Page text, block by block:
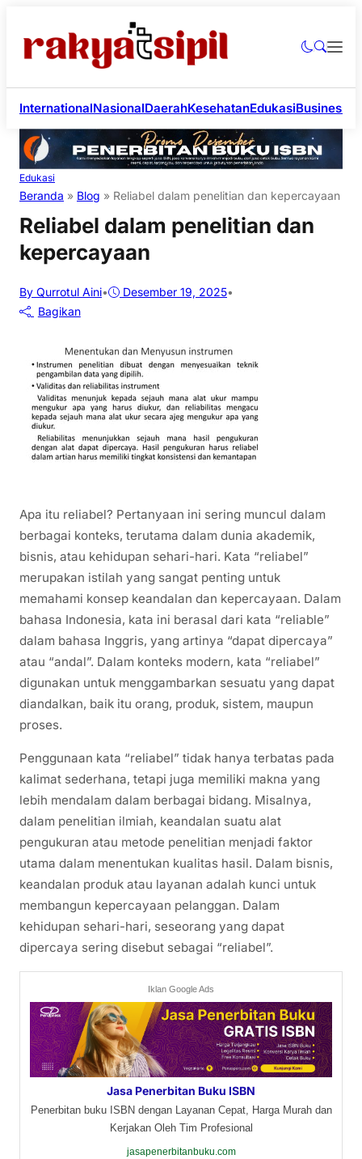
InternationalNasionalDaerahKesehatanEdukasiBusiness
Edukasi
Beranda » Blog » Reliabel dalam penelitian dan kepercayaan
Reliabel dalam penelitian dan
kepercayaan
By Qurrotul Aini• Desember 19, 2025•
Bagikan
Apa itu reliabel? Pertanyaan ini sering muncul dalam
berbagai konteks, terutama dalam dunia akademik,
bisnis, atau kehidupan sehari-hari. Kata “reliabel”
merupakan istilah yang sangat penting untuk
memahami konsep keandalan dan kepercayaan. Dalam
bahasa Indonesia, kata ini berasal dari kata “reliable”
dalam bahasa Inggris, yang artinya “dapat dipercaya”
atau “andal”. Dalam konteks modern, kata “reliabel”
digunakan untuk menggambarkan sesuatu yang dapat
diandalkan, baik itu orang, produk, sistem, maupun
proses.
Penggunaan kata “reliabel” tidak hanya terbatas pada
kalimat sederhana, tetapi juga memiliki makna yang
lebih mendalam dalam berbagai bidang. Misalnya,
dalam penelitian ilmiah, keandalan suatu alat
pengukuran atau metode penelitian menjadi faktor
utama dalam menentukan kualitas hasil. Dalam bisnis,
keandalan produk atau layanan adalah kunci untuk
membangun kepercayaan pelanggan. Dalam
kehidupan sehari-hari, seseorang yang dapat
dipercaya sering disebut sebagai “reliabel”.
Iklan Google Ads
Jasa Penerbitan Buku ISBN
Penerbitan buku ISBN dengan Layanan Cepat, Harga Murah dan
Kerjakan Oleh Tim Profesional
jasapenerbitanbuku.com